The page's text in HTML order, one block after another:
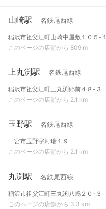
山崎駅 名鉄尾西線
稲沢市祖父江町山崎中屋敷１０５-１
このページの店舗から 809 m
上丸渕駅 名鉄尾西線
稲沢市祖父江町三丸渕郷前４８-３
このページの店舗から 2.1 km
玉野駅 名鉄尾西線
一宮市玉野字河瑞１９
このページの店舗から 2.1 km
丸渕駅 名鉄尾西線
稲沢市祖父江町三丸渕八嶋２０-３
このページの店舗から 3.3 km